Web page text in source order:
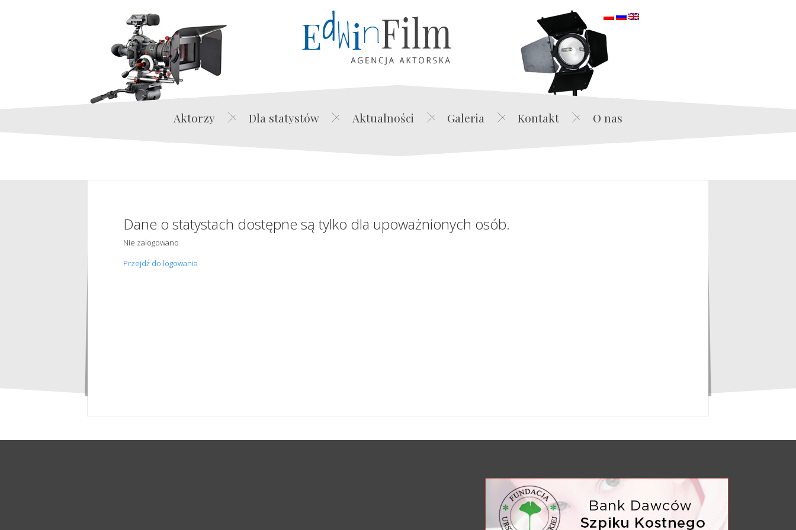
Edwin Film Agencja Aktorska
Aktorzy Dla statystów Aktualności Galeria Kontakt O nas
Dane o statystach dostępne są tylko dla upoważnionych osób.
Nie zalogowano
Przejdź do logowania